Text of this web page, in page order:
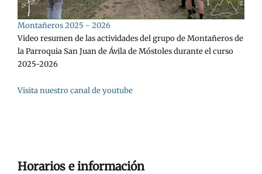
Montañeros 2025 - 2026
Video resumen de las actividades del grupo de Montañeros de
la Parroquia San Juan de Ávila de Móstoles durante el curso
2025-2026
Visita nuestro canal de youtube
Horarios e información